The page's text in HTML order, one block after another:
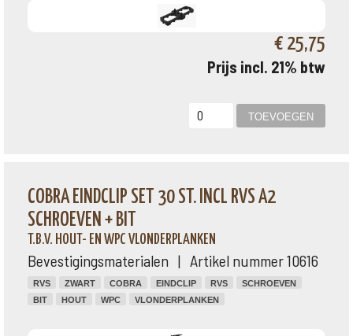
€ 25,75
Prijs incl. 21% btw
COBRA EINDCLIP SET 30 ST. INCL RVS A2
SCHROEVEN + BIT
T.B.V. HOUT- EN WPC VLONDERPLANKEN
Bevestigingsmaterialen | Artikel nummer 10616
RVS ZWART COBRA EINDCLIP RVS
SCHROEVEN
BIT
HOUT WPC VLONDERPLANKEN